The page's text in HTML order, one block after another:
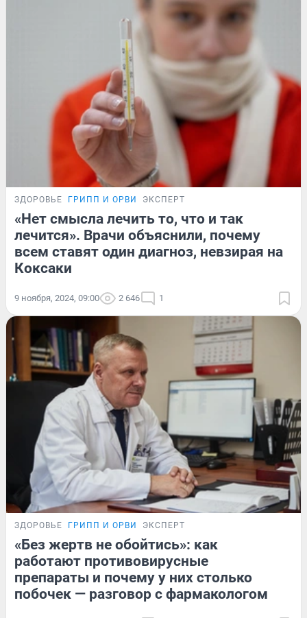
ЗДОРОВЬЕ ГРИПП И ОРВИ ЭКСПЕРТ
«Нет смысла лечить то, что и так
лечится». Врачи объяснили, почему
всем ставят один диагноз, невзирая на
Коксаки
9 ноября, 2024, 09:00 2 646 1
ЗДОРОВЬЕ ГРИПП И ОРВИ ЭКСПЕРТ
«Без жертв не обойтись»: как
работают противовирусные
препараты и почему у них столько
побочек — разговор с фармакологом